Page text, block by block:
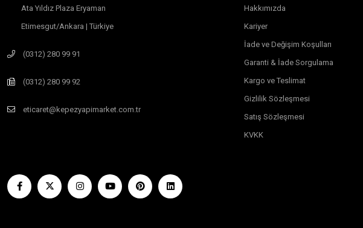
Ata Yıldız Plaza Eryaman
Etimesgut/Ankara | Türkiye
(0312) 280 99 91
(0312) 280 99 92
eticaret@kepezyapimarket.com.tr
Hakkımızda
Kariyer
İade ve Değişim Koşulları
Garanti & İade Sorgulama
Kargo ve Teslimat
Gizlilik Sözleşmesi
Satış Sözleşmesi
KVKK